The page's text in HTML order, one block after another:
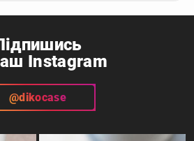
Instagram
@dikocase